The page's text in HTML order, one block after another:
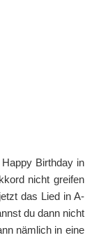
Birthday in
nicht greifen
das Lied in A-
du dann nicht
nämlich in eine